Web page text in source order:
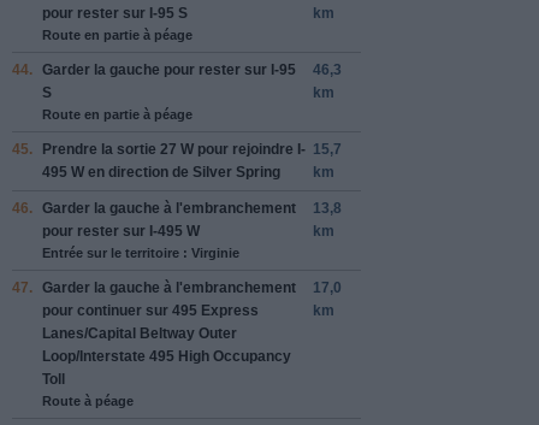
pour rester sur I-95 S
Route en partie à péage
km
44. Garder la gauche pour rester sur I-95
S
Route en partie à péage
46,3
km
45. Prendre la sortie 27 W pour rejoindre I-
495 W en direction de Silver Spring
15,7
km
46. Garder la gauche à l'embranchement
pour rester sur I-495 W
Entrée sur le territoire : Virginie
13,8
km
47. Garder la gauche à l'embranchement
pour continuer sur 495 Express
Lanes/Capital Beltway Outer
Loop/Interstate 495 High Occupancy
Toll
Route à péage
17,0
km